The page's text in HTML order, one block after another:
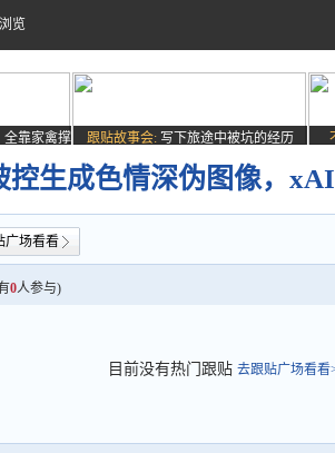
览
全靠家禽撑
跟贴故事会: 写下旅途中被坑的经历
控生成色情深伪图像，
广场看看
0人参与)
目前没有热门跟贴 去跟贴广场看看